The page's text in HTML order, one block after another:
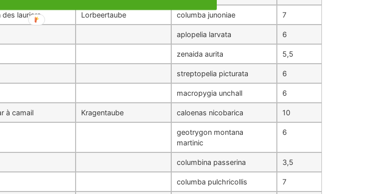
des lauriers Lorbeertaube columba junoniae 7
aplopelia larvata 6
zenaida aurita 5,5
streptopelia picturata 6
macropygia unchall 6
à camail Kragentaube caloenas nicobarica 10
geotrygon montana
martinic
6
columbina passerina 3,5
columba pulchricollis 7